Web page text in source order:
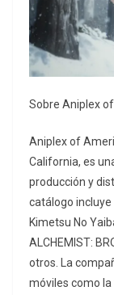
Sobre Aniplex
Aniplex of
California, es
producción y
catálogo
Kimetsu No
ALCHEMIST:
otros. La
móviles como la